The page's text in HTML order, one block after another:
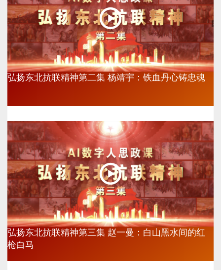
弘扬东北抗联精神第二集 杨靖宇：铁血丹心铸忠魂
弘扬东北抗联精神第三集 赵一曼：白山黑水间的红
枪白马